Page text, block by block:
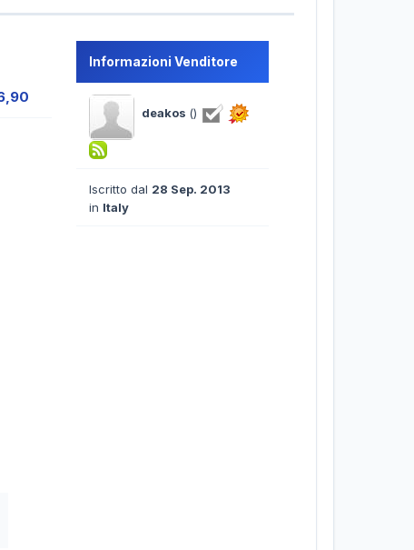
Informazioni Venditore
deakos ()
Iscritto dal 28 Sep. 2013
in Italy